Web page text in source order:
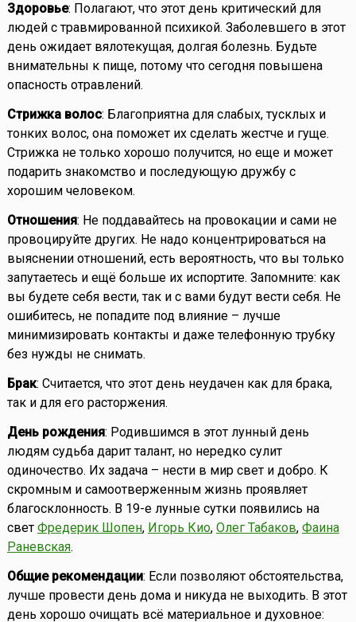
Здоровье: Полагают, что этот день критический для
людей с травмированной психикой. Заболевшего в этот
день ожидает вялотекущая, долгая болезнь. Будьте
внимательны к пище, потому что сегодня повышена
опасность отравлений.
Стрижка волос: Благоприятна для слабых, тусклых и
тонких волос, она поможет их сделать жестче и гуще.
Стрижка не только хорошо получится, но еще и может
подарить знакомство и последующую дружбу с
хорошим человеком.
Отношения: Не поддавайтесь на провокации и сами не
провоцируйте других. Не надо концентрироваться на
выяснении отношений, есть вероятность, что вы только
запутаетесь и ещё больше их испортите. Запомните: как
вы будете себя вести, так и с вами будут вести себя. Не
ошибитесь, не попадите под влияние – лучше
минимизировать контакты и даже телефонную трубку
без нужды не снимать.
Брак: Считается, что этот день неудачен как для брака,
так и для его расторжения.
День рождения: Родившимся в этот лунный день
людям судьба дарит талант, но нередко сулит
одиночество. Их задача – нести в мир свет и добро. К
скромным и самоотверженным жизнь проявляет
благосклонность. В 19-е лунные сутки появились на
свет Фредерик Шопен, Игорь Кио, Олег Табаков, Фаина
Раневская.
Общие рекомендации: Если позволяют обстоятельства,
лучше провести день дома и никуда не выходить. В этот
день хорошо очищать всё материальное и духовное: